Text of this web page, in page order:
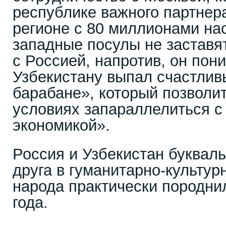
республике важного
регионе с 80 миллионами
западные посулы не
с Россией, напротив, он
Узбекистану выпал
барабане», который
условиях запараллелиться
экономикой».
Россия и Узбекистан
друга в гуманитарно-
народа практически
года.